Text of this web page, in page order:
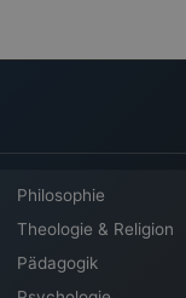
Philosophie
Theologie & Religion
Pädagogik